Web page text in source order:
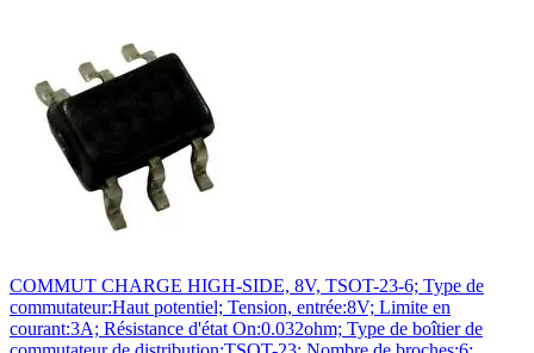
COMMUT CHARGE HIGH-SIDE, 8V, TSOT-23-6; Type de
commutateur:Haut potentiel; Tension, entrée:8V; Limite en
courant:3A; Résistance d'état On:0.032ohm; Type de boîtier de